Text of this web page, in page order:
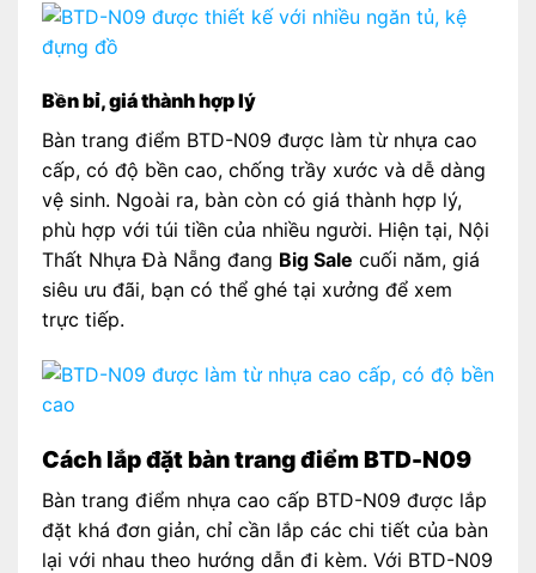
Bền bỉ, giá thành hợp lý
Bàn trang điểm BTD-N09 được làm từ nhựa cao
cấp, có độ bền cao, chống trầy xước và dễ dàng
vệ sinh. Ngoài ra, bàn còn có giá thành hợp lý,
phù hợp với túi tiền của nhiều người. Hiện tại, Nội
Thất Nhựa Đà Nẵng đang Big Sale cuối năm, giá
siêu ưu đãi, bạn có thể ghé tại xưởng để xem
trực tiếp.
Cách lắp đặt bàn trang điểm BTD-N09
Bàn trang điểm nhựa cao cấp BTD-N09 được lắp
đặt khá đơn giản, chỉ cần lắp các chi tiết của bàn
lại với nhau theo hướng dẫn đi kèm. Với BTD-N09